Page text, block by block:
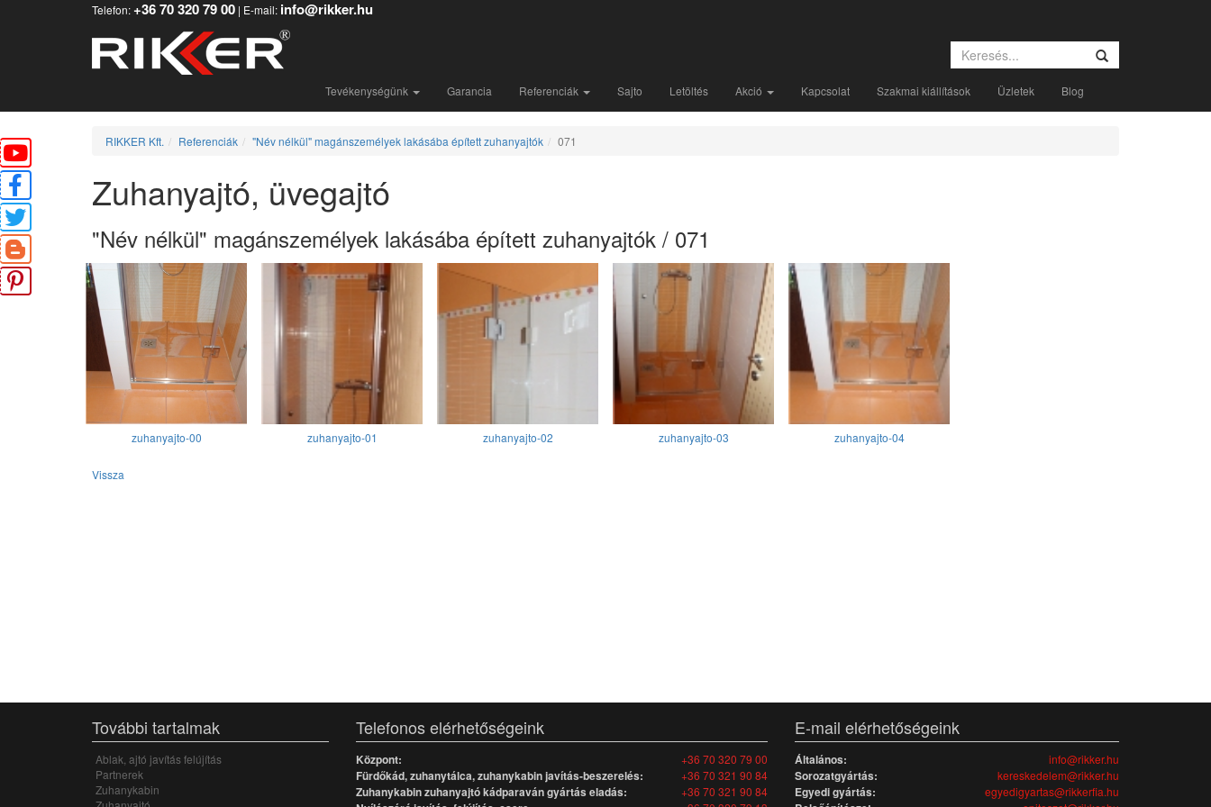
Telefon: +36 70 320 79 00 | E-mail: info@rikker.hu
Tevékenységünk Garancia Referenciák Sajto Letöltés Akció Kapcsolat Szakmai kiállítások Üzletek Blog
RIKKER Kft. Referenciák "Név nélkül" magánszemélyek lakásába épített zuhanyajtók 071
Zuhanyajtó, üvegajtó
"Név nélkül" magánszemélyek lakásába épített zuhanyajtók / 071
zuhanyajto-00 zuhanyajto-01 zuhanyajto-02 zuhanyajto-03 zuhanyajto-04
Vissza
További tartalmak
Ablak, ajtó javítás felújítás
Partnerek
Zuhanykabin
Telefonos elérhetőségeink
Központ: +36 70 320 79 00
Fürdőkád, zuhanytálca, zuhanykabin javítás-beszerelés: +36 70 321 90 84
Zuhanykabin zuhanyajtó kádparaván gyártás eladás: +36 70 321 90 84
E-mail elérhetőségeink
Általános: info@rikker.hu
Sorozatgyártás: kereskedelem@rikker.hu
Egyedi gyártás: egyedigyartas@rikkerfia.hu